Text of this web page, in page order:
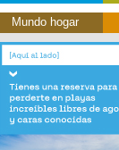
Mundo hogar